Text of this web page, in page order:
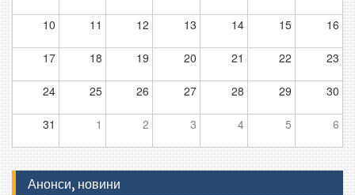
10 11 12 13 14 15 16
17 18 19 20 21 22 23
24 25 26 27 28 29 30
31 1 2 3 4 5 6
Анонси, новини